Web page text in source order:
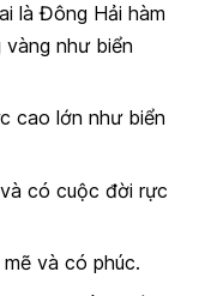
là Đông Hải hàm
như biển
cao lớn như biển
có cuộc đời rực
và có phúc.